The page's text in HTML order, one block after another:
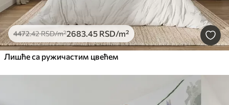
4472.42RSD/m²2683.45 RSD/m²
Лишће са ружичастим цвећем